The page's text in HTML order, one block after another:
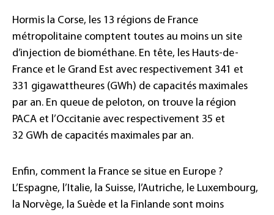
Hormis la Corse, les 13 régions de France
métropolitaine comptent toutes au moins un site
d’injection de biométhane. En tête, les Hauts-de-
France et le Grand Est avec respectivement 341 et
331 gigawattheures (GWh) de capacités maximales
par an. En queue de peloton, on trouve la région
PACA et l’Occitanie avec respectivement 35 et
32 GWh de capacités maximales par an.
Enfin, comment la France se situe en Europe ?
L’Espagne, l’Italie, la Suisse, l’Autriche, le Luxembourg,
la Norvège, la Suède et la Finlande sont moins